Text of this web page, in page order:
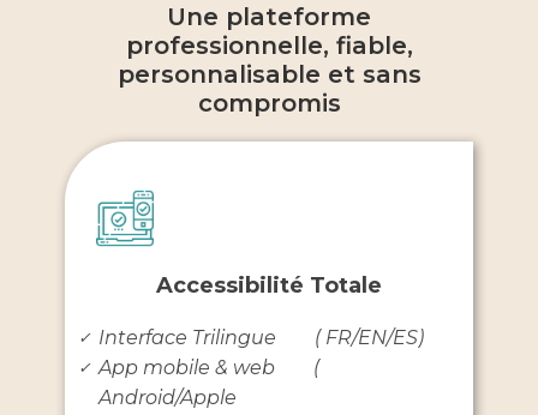
Une plateforme
professionnelle, fiable,
personnalisable et sans
compromis
Accessibilité Totale
✓ Interface Trilingue ( FR/EN/ES)
✓ App mobile & web (
Android/Apple